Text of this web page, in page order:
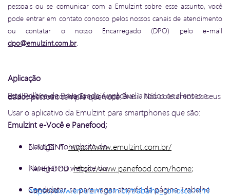
pessoais ou se comunicar com a Emulzint sobre esse assunto, você
pode entrar em contato conosco pelos nossos canais de atendimento
ou contatar o nosso Encarregado (DPO) pelo e-mail
dpo@emulzint.com.br
Aplicação
Esta Política de Privacidade é aplicável a todos os clientes e estabelecimentos da Emulzint no Brasil. Nós coletamos os seus dados pessoais sempre que você:
Usar o aplicativo da Emulzint para smartphones que são:
Emulzint e-Você e Panefood;
Navegar no website do EMULZINT:https://www.emulzint.com.br/
Navegar no website do PANEFOOD:https://www.panefood.com/home;
Candidatar-se para vagas através da página Trabalhe Conosco:
https://www.emulzint.com.br/trabalhe_conosco.html